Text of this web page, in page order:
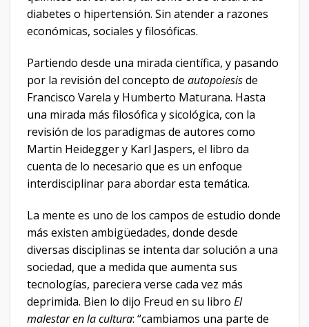
diabetes o hipertensión. Sin atender a razones
económicas, sociales y filosóficas.
Partiendo desde una mirada científica, y pasando
por la revisión del concepto de autopoiesisde
Francisco Varela y Humberto Maturana. Hasta
una mirada más filosófica y sicológica, con la
revisión de los paradigmas de autores como
Martin Heidegger y Karl Jaspers, el libro da
cuenta de lo necesario que es un enfoque
interdisciplinar para abordar esta temática.
La mente es uno de los campos de estudio donde
más existen ambigüedades, donde desde
diversas disciplinas se intenta dar solución a una
sociedad, que a medida que aumenta sus
tecnologías, pareciera verse cada vez más
deprimida. Bien lo dijo Freud en su libro El
malestar en la cultura: “cambiamos una parte de